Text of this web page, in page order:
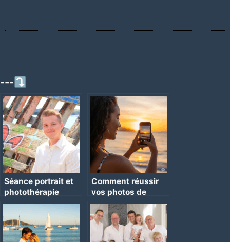
---⤵
Séance portrait et
photothérapie
Comment réussir
vos photos de
vacances ? Les
conseils d’un
photographe pro